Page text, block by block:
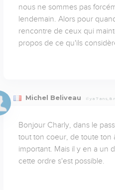
nous ne sommes pas
lendemain. Alors pour
rencontre de ceux qui
propos de ce qu'ils
Michel Beliveau Il y a 7 ans, 8
Bonjour Charly, dans le
tout ton coeur, de toute ton
important. Mais il y en a un
cette ordre s'est possible.